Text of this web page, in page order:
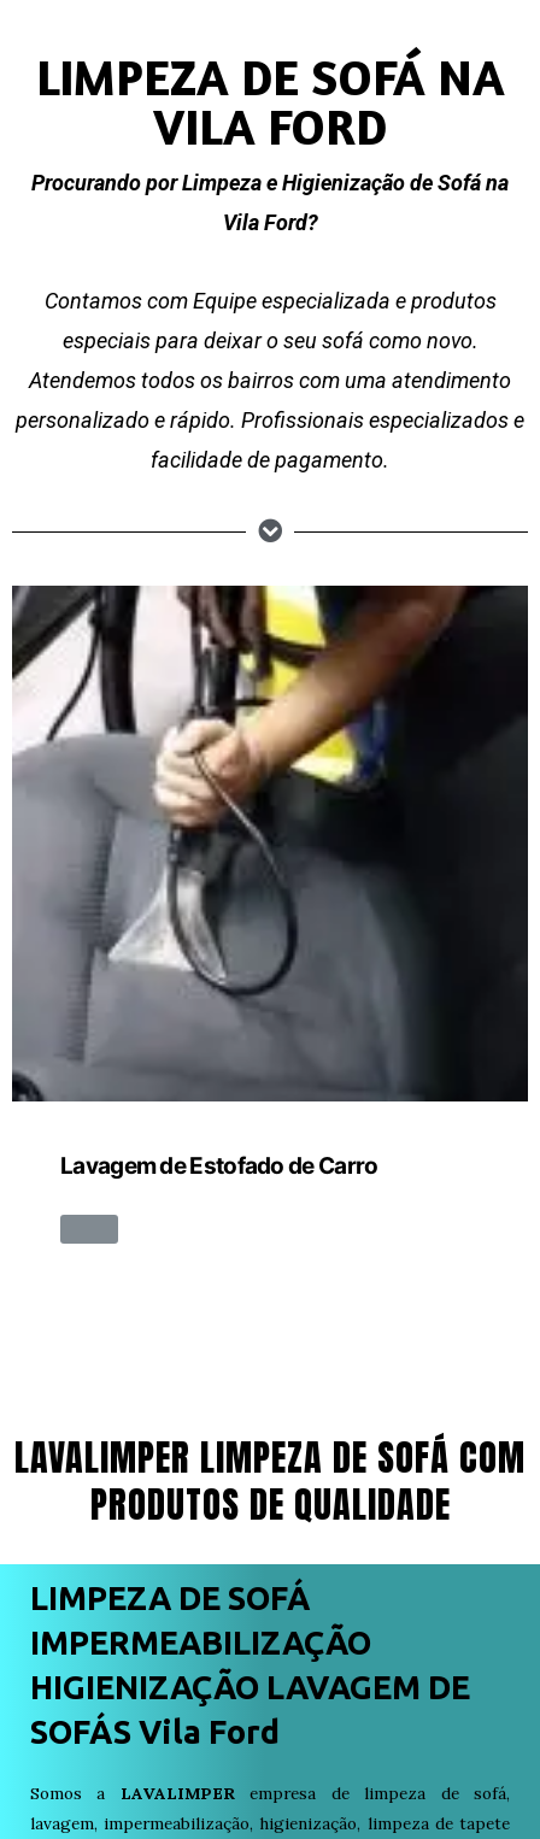
LIMPEZA DE SOFÁ NA
VILA FORD
Procurando por Limpeza e Higienização de Sofá na
Vila Ford?
Contamos com Equipe especializada e produtos
especiais para deixar o seu sofá como novo.
Atendemos todos os bairros com uma atendimento
personalizado e rápido. Profissionais especializados e
facilidade de pagamento.
Lavagem de Estofado de Carro
LAVALIMPER LIMPEZA DE SOFÁ COM
PRODUTOS DE QUALIDADE
LIMPEZA DE SOFÁ
IMPERMEABILIZAÇÃO
HIGIENIZAÇÃO LAVAGEM DE
SOFÁS Vila Ford
Somos a LAVALIMPERempresa de limpeza de sofá,
lavagem, impermeabilização, higienização, limpeza de tapete